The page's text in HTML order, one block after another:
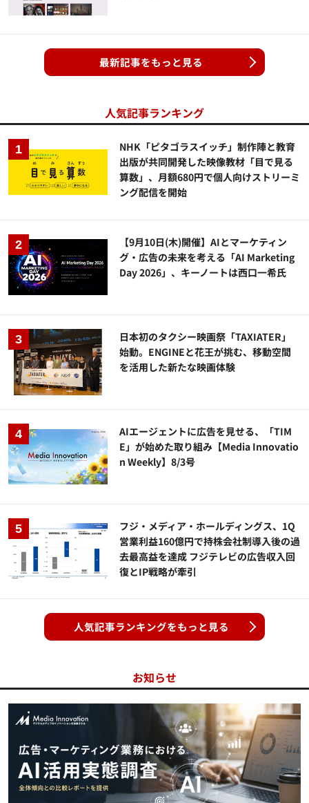
最新記事をもっと見る
人気記事ランキング
NHK「ピタゴラスイッチ」制作陣と教育
出版が共同開発した映像教材「目で見る
算数」、月額680円で個人向けストリーミ
ング配信を開始
【9月10日(木)開催】AIとマーケティン
グ・広告の未来を考える「AI Marketing
Day 2026」、キーノートは西口一希氏
日本初のタクシー映画祭「TAXIATER」
始動。ENGINEと花王が挑む、移動空間
を活用した新たな映画体験
AIエージェントに広告を見せる、「TIM
E」が始めた取り組み【Media Innovatio
n Weekly】8/3号
フジ・メディア・ホールディングス、1Q
営業利益160億円で持株会社制導入後の過
去最高益を達成 フジテレビの広告収入回
復とIP戦略が牽引
人気記事ランキングをもっと見る
お知らせ